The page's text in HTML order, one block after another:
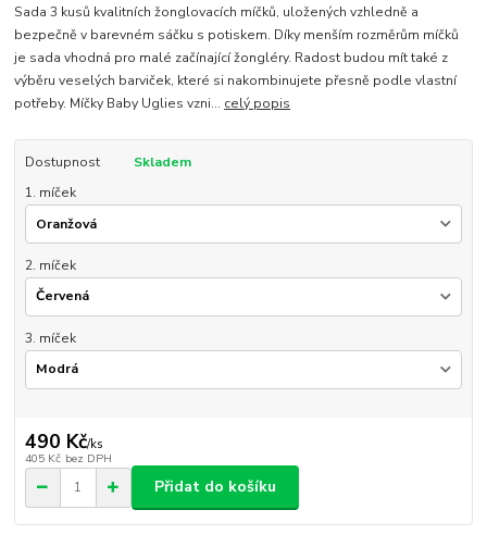
Sada 3 kusů kvalitních žonglovacích míčků, uložených vzhledně a
bezpečně v barevném sáčku s potiskem. Díky menším rozměrům míčků
je sada vhodná pro malé začínající žongléry. Radost budou mít také z
výběru veselých barviček, které si nakombinujete přesně podle vlastní
potřeby. Míčky Baby Uglies vzni... celý popis
Dostupnost
Skladem
1. míček
2. míček
3. míček
490 Kč/ks
405 Kč bez DPH
Přidat do košíku